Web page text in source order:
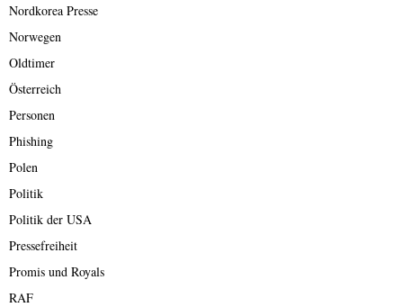
Nordkorea Presse
Norwegen
Oldtimer
Österreich
Personen
Phishing
Polen
Politik
Politik der USA
Pressefreiheit
Promis und Royals
RAF